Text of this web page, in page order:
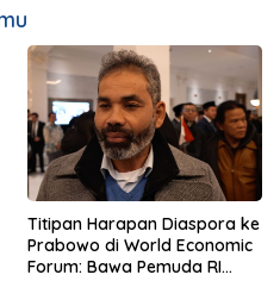
Titipan Harapan Diaspora ke
Prabowo di World Economic
Forum: Bawa Pemuda RI